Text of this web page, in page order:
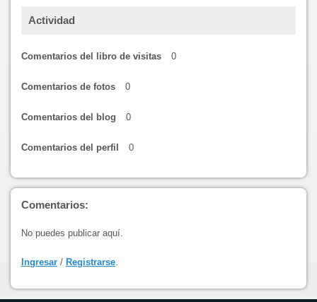
Actividad
Comentarios del libro de visitas 0
Comentarios de fotos 0
Comentarios del blog 0
Comentarios del perfil 0
Comentarios:
No puedes publicar aquí.
Ingresar / Registrarse.